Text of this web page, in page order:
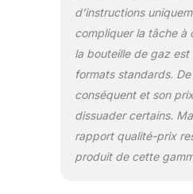
d’instructions
compliquer la tâche à
la bouteille de gaz est
formats standards.
conséquent et son
dissuader certains.
rapport qualité-prix
produit de cette